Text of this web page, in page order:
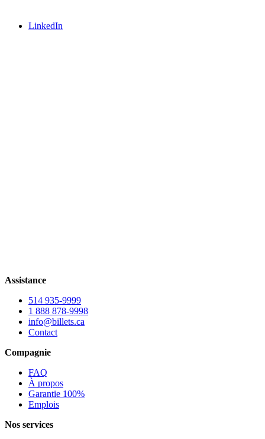
LinkedIn
Assistance
514 935-9999
1 888 878-9998
info@billets.ca
Contact
Compagnie
FAQ
À propos
Garantie 100%
Emplois
Nos services